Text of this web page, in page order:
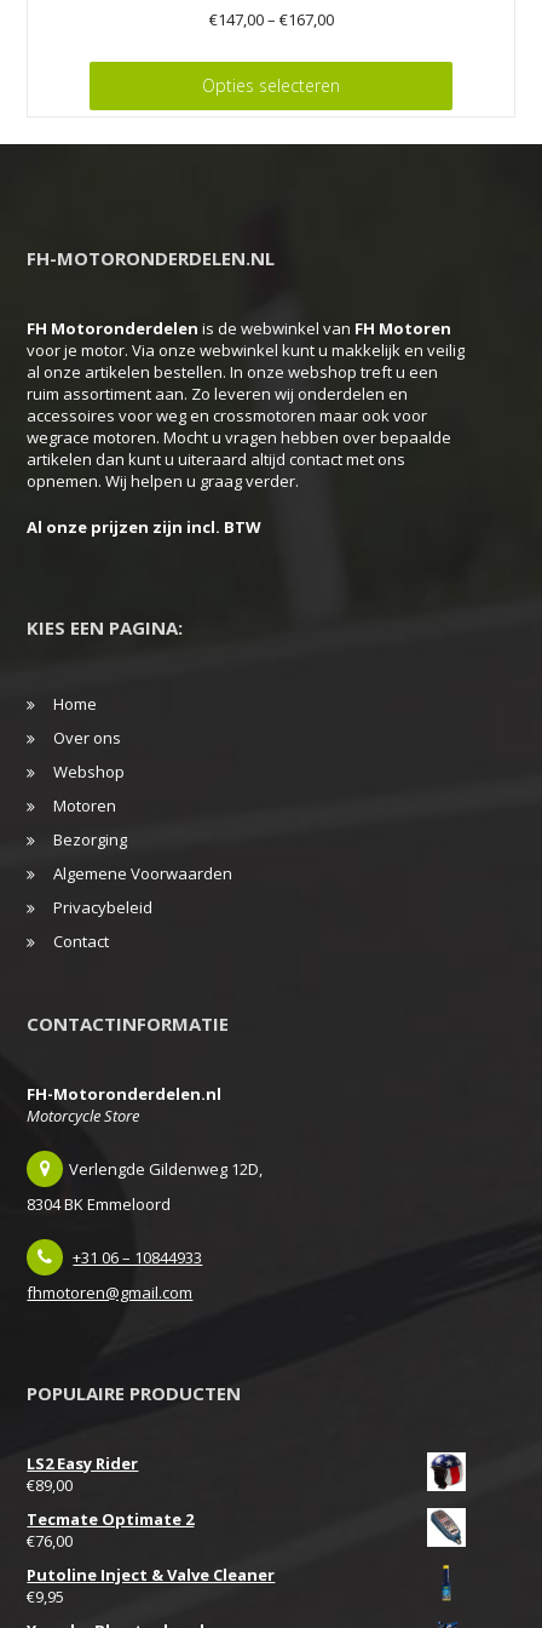
€147,00– €167,00
Opties selecteren
heeft
optie
gekozen
worden
op
de
productpagina
FH-MOTORONDERDELEN.NL
FH Motoronderdelen is de webwinkel van FH Motoren
voor je motor. Via onze webwinkel kunt u makkelijk en veilig
al onze artikelen bestellen. In onze webshop treft u een
ruim assortiment aan. Zo leveren wij onderdelen en
accessoires voor weg en crossmotoren maar ook voor
wegrace motoren. Mocht u vragen hebben over bepaalde
artikelen dan kunt u uiteraard altijd contact met ons
opnemen. Wij helpen u graag verder.
Al onze prijzen zijn incl. BTW
KIES EEN PAGINA:
Home
Over ons
Webshop
Motoren
Bezorging
Algemene Voorwaarden
Privacybeleid
Contact
CONTACTINFORMATIE
FH-Motoronderdelen.nl
Motorcycle Store
Verlengde Gildenweg 12D,
8304 BK Emmeloord
+31 06 – 10844933
fhmotoren@gmail.com
POPULAIRE PRODUCTEN
LS2 Easy Rider
€89,00
Tecmate Optimate 2
€76,00
Putoline Inject & Valve Cleaner
€9,95